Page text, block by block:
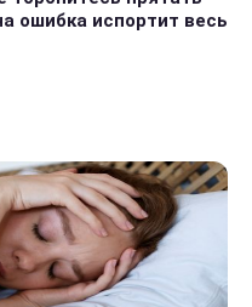
ошибка испортит весь